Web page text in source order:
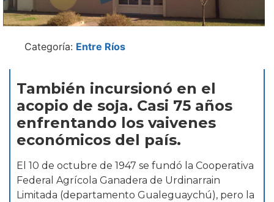
Categoría: Entre Ríos
También incursionó en el
acopio de soja. Casi 75 años
enfrentando los vaivenes
económicos del país.
El 10 de octubre de 1947 se fundó la Cooperativa
Federal Agrícola Ganadera de Urdinarrain
Limitada (departamento Gualeguaychú), pero la